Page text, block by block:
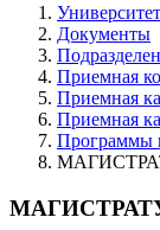
Университет
Документы
Приемная
Приемная
Приемная
Программы